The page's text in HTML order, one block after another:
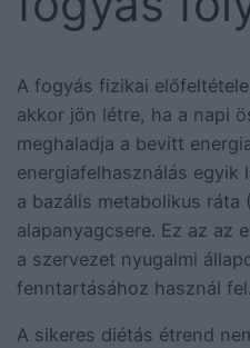
A fogyás fizikai
akkor jön létre, ha a napi
meghaladja a bevitt
energiafelhasználás
a bazális metabolikus ráta
alapanyagcsere. Ez az az
a szervezet nyugalmi
fenntartásához használ fel.
A sikeres diétás étrend